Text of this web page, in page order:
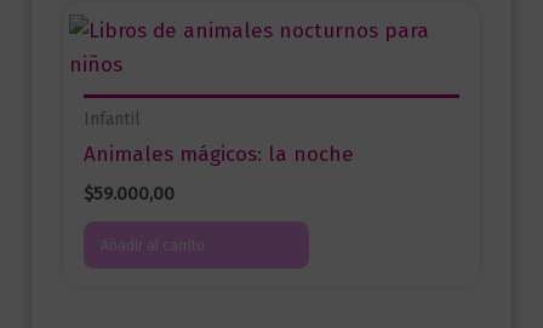
Infantil
Animales mágicos: la noche
$59.000,00
Añadir al carrito